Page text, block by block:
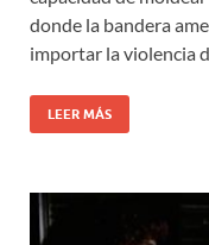
donde la bandera
importar la violencia
LEER MÁS